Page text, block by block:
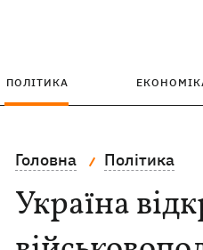
ПОЛІТИКА
Головна Політика
Україна